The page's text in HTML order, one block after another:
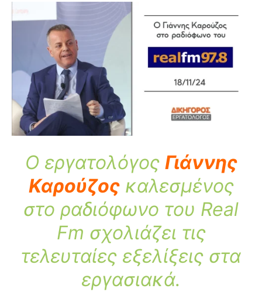
Ο εργατολόγος Γιάννης
Καρούζοςκαλεσμένος
στο ραδιόφωνο του Real
Fm σχολιάζει τις
τελευταίες εξελίξεις στα
εργασιακά.